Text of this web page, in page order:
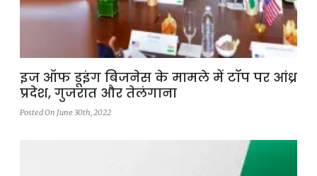
इज ऑफ डूइंग बिजनेस के मामले में टॉप पर आंध्र
प्रदेश, गुजरात और तेलंगाना
Posted On June 30th, 2022